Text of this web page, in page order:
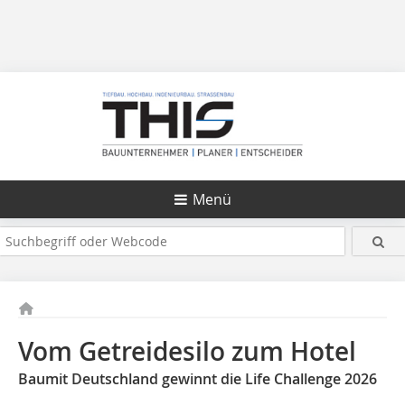
Menü
Vom Getreidesilo zum Hotel
Baumit Deutschland gewinnt die Life Challenge 2026